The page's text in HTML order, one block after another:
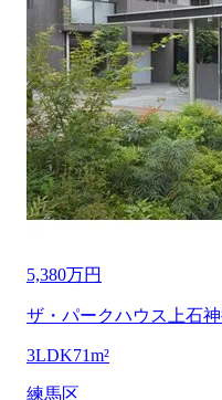
5,380万円
ザ・パークハウス上石
3LDK71m²
練馬区